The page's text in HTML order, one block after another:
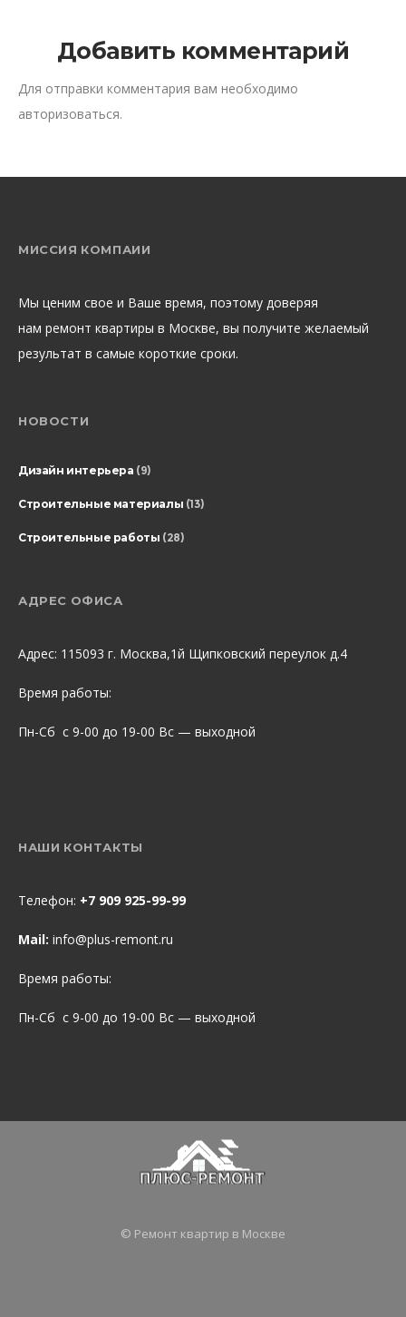
Добавить комментарий
Для отправки комментария вам необходимо
авторизоваться.
МИССИЯ КОМПАИИ
Мы ценим свое и Ваше время, поэтому доверяя
нам ремонт квартиры в Москве, вы получите желаемый
результат в самые короткие сроки.
НОВОСТИ
Дизайн интерьера (9)
Строительные материалы (13)
Строительные работы (28)
АДРЕС ОФИСА
Адрес: 115093 г. Москва,1й Щипковский переулок д.4
Время работы:
Пн-Сб с 9-00 до 19-00 Вс — выходной
НАШИ КОНТАКТЫ
Телефон: +7 909 925-99-99
Mail: info@plus-remont.ru
Время работы:
Пн-Сб с 9-00 до 19-00 Вс — выходной
© Ремонт квартир в Москве